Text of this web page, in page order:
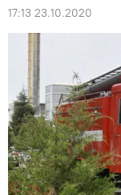
17:13 23.10.2020